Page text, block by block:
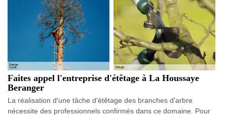
Faites appel l'entreprise d'étêtage à La Houssaye
Beranger
La réalisation d'une tâche d'étêtage des branches d'arbre
nécessite des professionnels confirmés dans ce domaine. Pour